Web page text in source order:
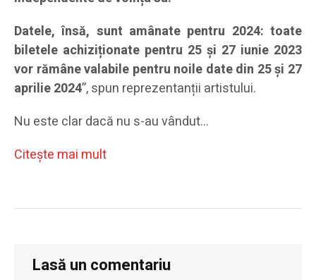
Datele, însă, sunt amânate pentru 2024: toate
biletele achiziționate pentru 25 și 27 iunie 2023
vor rămâne valabile pentru noile date din 25 și 27
aprilie 2024”, spun reprezentanții artistului.
Nu este clar dacă nu s-au vândut…
Citeşte mai mult
Lasă un comentariu